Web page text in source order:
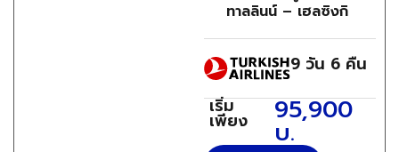
ทาลลินน์ – เฮลซิงกิ
9 วัน 6 คืน
เริ่ม
เพียง 95,900
บ.